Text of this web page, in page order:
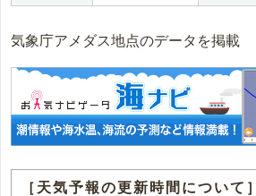
気象庁アメダス地点のデータを掲載
［天気予報の更新時間について］